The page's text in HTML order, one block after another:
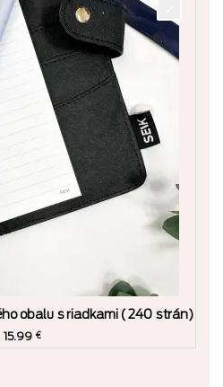
obalu s riadkami (240 strán)
15.99 €